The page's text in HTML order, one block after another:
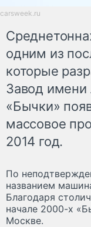
carsweek.ru
одним из
которые
Завод
«Бычки»
массовое
2014 год.
По
названием
Благодаря
начале 2000-х
Москве.